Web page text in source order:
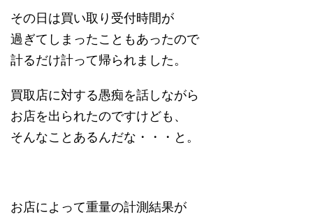
その日は買い取り受付時間が
過ぎてしまったこともあったので
計るだけ計って帰られました。
買取店に対する愚痴を話しながら
お店を出られたのですけども、
そんなことあるんだな・・・と。
お店によって重量の計測結果が